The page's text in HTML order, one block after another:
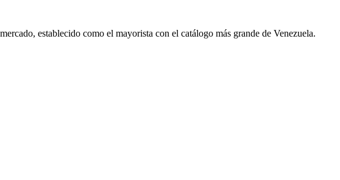
establecido como el mayorista con el catálogo más grande de Venezuela.